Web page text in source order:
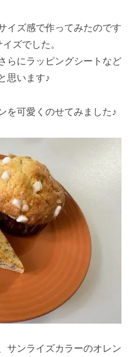
イズ感で作ってみたのです
ズでした。
らにラッピングシートなど
思います♪
を可愛くのせてみました♪
サンライズカラーのオレン